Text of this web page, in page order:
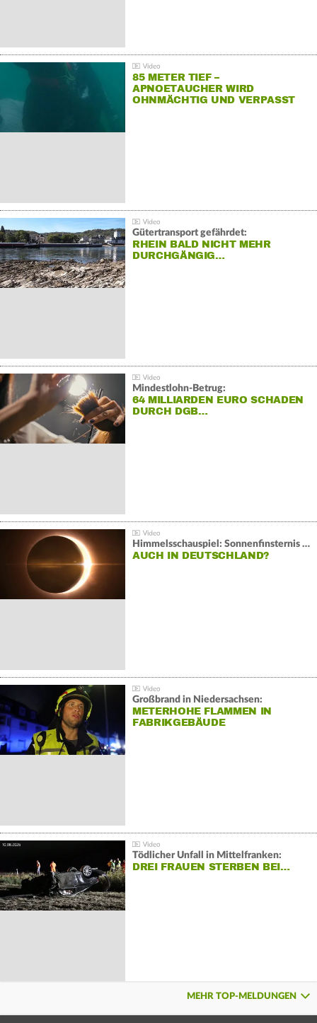
85 METER TIEF –
APNOETAUCHER WIRD
OHNMÄCHTIG UND VERPASST
Gütertransport gefährdet:
RHEIN BALD NICHT MEHR
DURCHGÄNGIG…
Mindestlohn-Betrug:
64 MILLIARDEN EURO SCHADEN
DURCH DGB…
Himmelsschauspiel: Sonnenfinsternis über Spanien
AUCH IN DEUTSCHLAND?
Großbrand in Niedersachsen:
METERHOHE FLAMMEN IN
FABRIKGEBÄUDE
Tödlicher Unfall in Mittelfranken:
DREI FRAUEN STERBEN BEI…
MEHR TOP-MELDUNGEN